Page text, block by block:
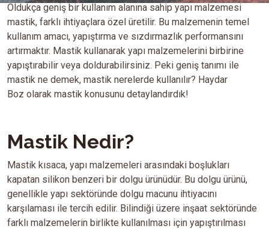
Oldukça geniş bir kullanım alanına sahip yapı malzemesi
mastik, farklı ihtiyaçlara özel üretilir. Bu malzemenin temel
kullanım amacı, yapıştırma ve sızdırmazlık performansını
artırmaktır. Mastik kullanarak yapı malzemelerini birbirine
yapıştırabilir veya doldurabilirsiniz. Peki geniş tanımı ile
mastik ne demek, mastik nerelerde kullanılır? Haydar
Boz olarak mastik konusunu detaylandırdık!
Mastik Nedir?
Mastik kısaca, yapı malzemeleri arasındaki boşlukları
kapatan silikon benzeri bir dolgu ürünüdür. Bu dolgu ürünü,
genellikle yapı sektöründe dolgu macunu ihtiyacını
karşılaması ile tercih edilir. Bilindiği üzere inşaat sektöründe
farklı malzemelerin birlikte kullanılması için yapıştırılması